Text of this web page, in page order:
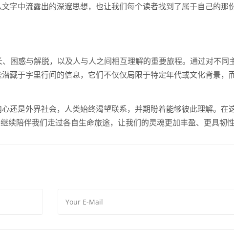
字中流露出的深邃思想，也让我们每个读者找到了属于自己的那
困惑与解脱，以及人与人之间相互理解的重要旅程。通过对不同
藏于字里行间的信息，它们不仅仅局限于特定年代或文化背景，
还是外界社会，人类始终渴望联系，并期盼着能够彼此理解。在
续陪伴我们走过各自生命旅途，让我们的灵魂更加丰盈、更具韧性